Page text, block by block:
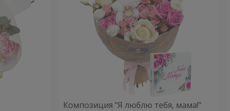
Композиция "Я люблю тебя, мама!"